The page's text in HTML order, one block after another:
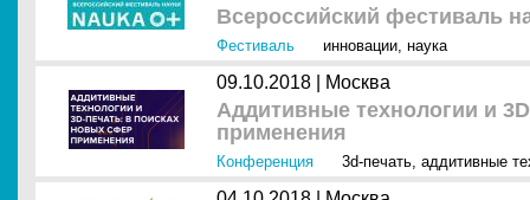
Всероссийский фестиваль
Фестиваль инновации, наука
09.10.2018 | Москва
Аддитивные технологии и
применения
Конференция 3d-печать, аддитивные